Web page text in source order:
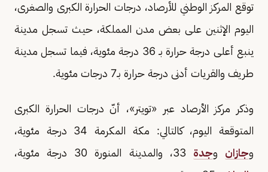
توقع المركز الوطني للأرصاد، درجات الحرارة الكبرى والصغرى،
اليوم الإثنين على بعض مدن المملكة، حيث تسجل مدينة
ينبع أعلى درجة حرارة بـ 36 درجة مئوية، فيما تسجل مدينة
طريف والقريات أدنى درجة حرارة بـ7 درجات مئوية.
وذكر مركز الأرصاد عبر «تويتر»، أنّ درجات الحرارة الكبرى
المتوقعة اليوم، كالتالي: مكة المكرمة 34 درجة مئوية،
وجازان وجدة
33، والمدينة المنورة 30 درجة مئوية،